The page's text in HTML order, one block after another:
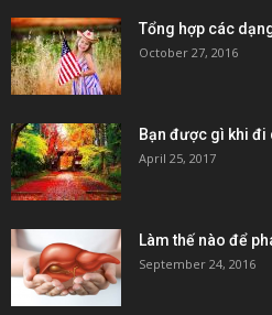
Tổng hợp các
October 27, 2016
Bạn được gì khi đi
April 25, 2017
Làm thế nào để
September 24, 2016